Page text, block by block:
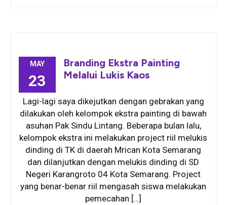
MAY
23
Branding Ekstra Painting
Melalui Lukis Kaos
Lagi-lagi saya dikejutkan dengan gebrakan yang
dilakukan oleh kelompok ekstra painting di bawah
asuhan Pak Sindu Lintang. Beberapa bulan lalu,
kelompok ekstra ini melakukan project riil melukis
dinding di TK di daerah Mrican Kota Semarang
dan dilanjutkan dengan melukis dinding di SD
Negeri Karangroto 04 Kota Semarang. Project
yang benar-benar riil mengasah siswa melakukan
pemecahan […]